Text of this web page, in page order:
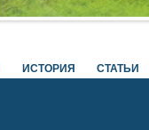
ИСТОРИЯ СТАТЬИ